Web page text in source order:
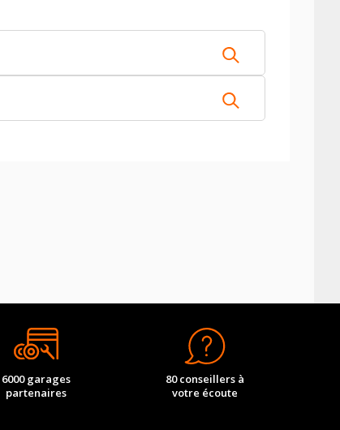
6000 garages
partenaires
80 conseillers à
votre écoute